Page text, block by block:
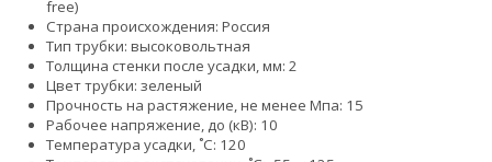
free)
Страна происхождения: Россия
Тип трубки: высоковольтная
Толщина стенки после усадки, мм: 2
Цвет трубки: зеленый
Прочность на растяжение, не менее Мпа: 15
Рабочее напряжение, до (кВ): 10
Температура усадки, ˚С: 120